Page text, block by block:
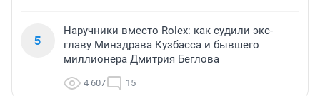
происходит внутри
5 039 8